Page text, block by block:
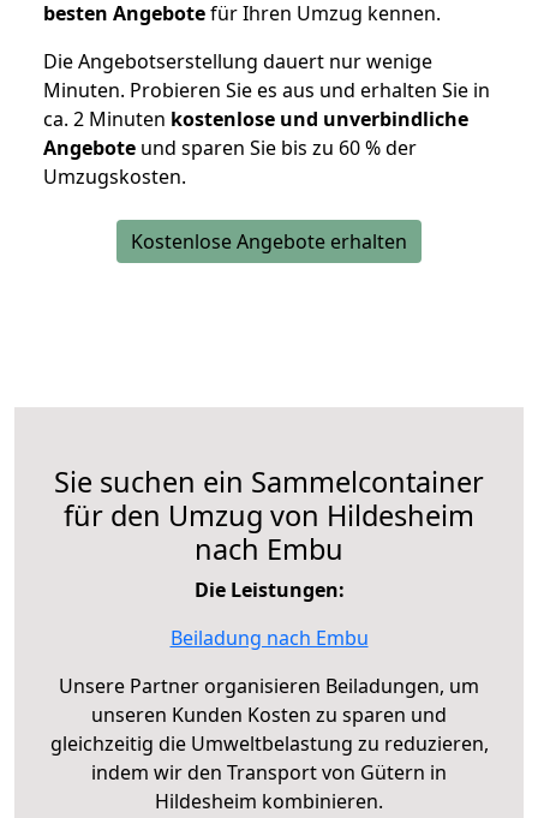
besten Angebotefür Ihren Umzug kennen.
Die Angebotserstellung dauert nur wenige
Minuten. Probieren Sie es aus und erhalten Sie in
ca. 2 Minuten kostenlose und unverbindliche
Angebote und sparen Sie bis zu 60 % der
Umzugskosten.
Kostenlose Angebote erhalten
Sie suchen ein Sammelcontainer
für den Umzug von Hildesheim
nach Embu
Die Leistungen:
Beiladung nach Embu
Unsere Partner organisieren Beiladungen, um
unseren Kunden Kosten zu sparen und
gleichzeitig die Umweltbelastung zu reduzieren,
indem wir den Transport von Gütern in
Hildesheim kombinieren.